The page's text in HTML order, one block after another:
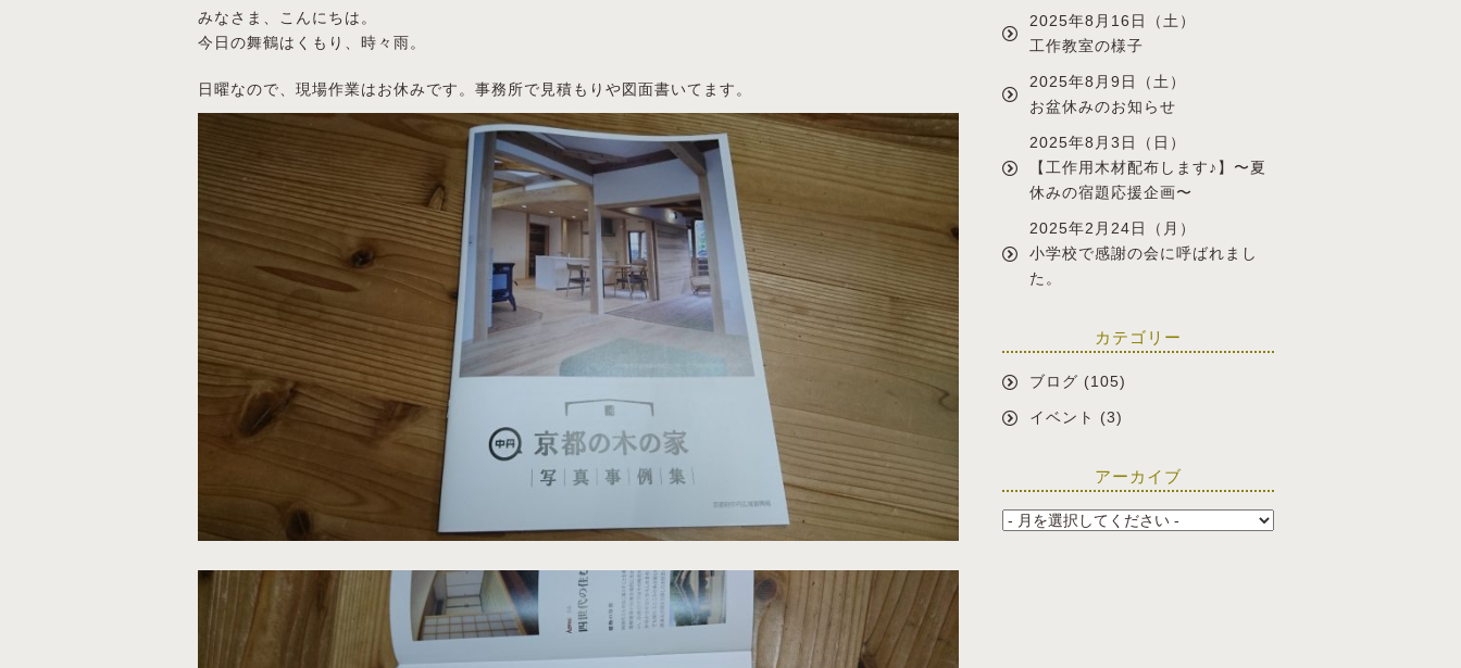
みなさま、こんにちは。
今日の舞鶴はくもり、時々雨。
日曜なので、現場作業はお休みです。事務所で見積もりや図面書いてます。
2025年8月16日（土）
工作教室の様子
2025年8月9日（土）
お盆休みのお知らせ
2025年8月3日（日）
【工作用木材配布します♪】〜夏
休みの宿題応援企画〜
2025年2月24日（月）
小学校で感謝の会に呼ばれまし
た。
カテゴリー
ブログ (105)
イベント (3)
アーカイブ